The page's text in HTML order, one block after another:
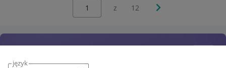
język
z 12 Następna strona